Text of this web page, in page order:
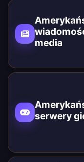
media
serwery